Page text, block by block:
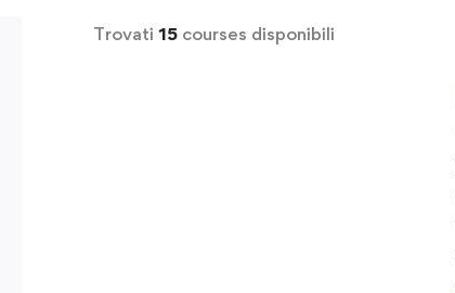
Trovati 15 courses disponibili